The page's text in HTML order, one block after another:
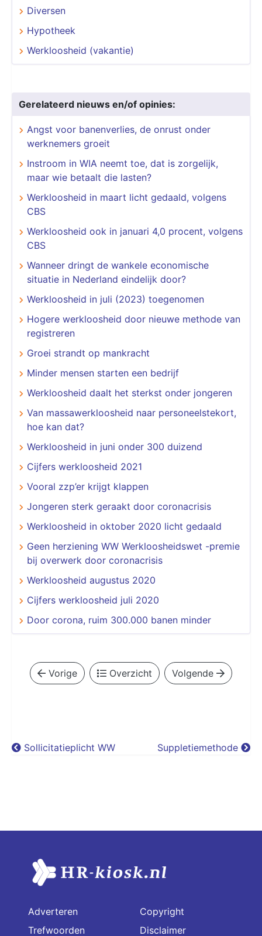
Diversen
Hypotheek
Werkloosheid (vakantie)
Gerelateerd nieuws en/of opinies:
Angst voor banenverlies, de onrust onder
werknemers groeit
​​​​​​​Instroom in WIA neemt toe, dat is zorgelijk,
maar wie betaalt die lasten?
Werkloosheid in maart licht gedaald, volgens
CBS
Werkloosheid ook in januari 4,0 procent, volgens
CBS
Wanneer dringt de wankele economische
situatie in Nederland eindelijk door?
Werkloosheid in juli (2023) toegenomen
Hogere werkloosheid door nieuwe methode van
registreren
Groei strandt op mankracht
Minder mensen starten een bedrijf
Werkloosheid daalt het sterkst onder jongeren
Van massawerkloosheid naar personeelstekort,
hoe kan dat?
Werkloosheid in juni onder 300 duizend
Cijfers werkloosheid 2021
Vooral zzp’er krijgt klappen
Jongeren sterk geraakt door coronacrisis
Werkloosheid in oktober 2020 licht gedaald
Geen herziening WW Werkloosheidswet -premie
bij overwerk door coronacrisis
Werkloosheid augustus 2020
Cijfers werkloosheid juli 2020
Door corona, ruim 300.000 banen minder
Vorige Overzicht Volgende
Sollicitatieplicht WW Suppletiemethode
Adverteren
Trefwoorden
Copyright
Disclaimer